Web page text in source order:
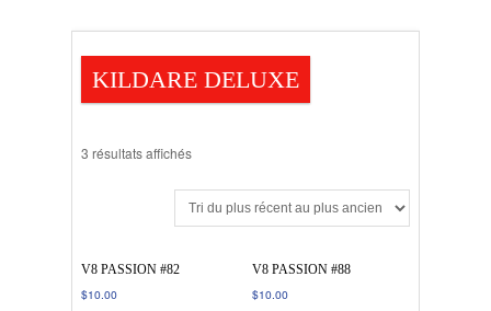
KILDARE DELUXE
3 résultats affichés
V8 PASSION #82
$10.00
V8 PASSION #88
$10.00